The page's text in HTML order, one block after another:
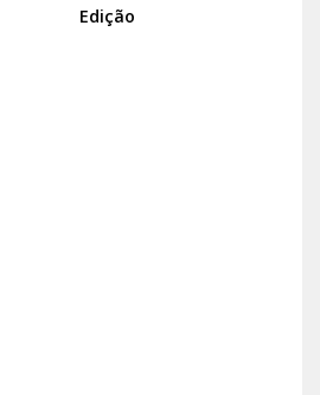
Edição